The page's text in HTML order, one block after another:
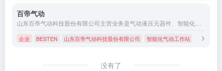
百帝气动
企业 BESTEN 山东百帝气动科技股份有限公司 智能化气动工作站
没有了